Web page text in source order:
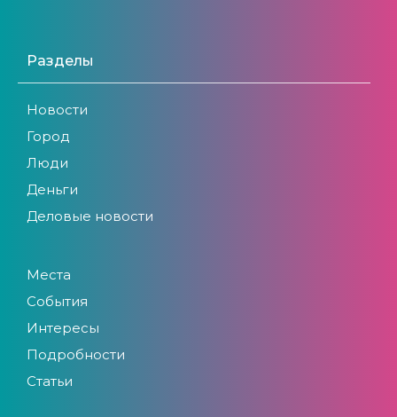
Разделы
Новости
Город
Люди
Деньги
Деловые новости
Места
События
Интересы
Подробности
Статьи